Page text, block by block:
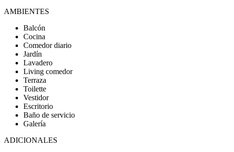
AMBIENTES
Balcón
Cocina
Comedor diario
Jardín
Lavadero
Living comedor
Terraza
Toilette
Vestidor
Escritorio
Baño de servicio
Galería
ADICIONALES